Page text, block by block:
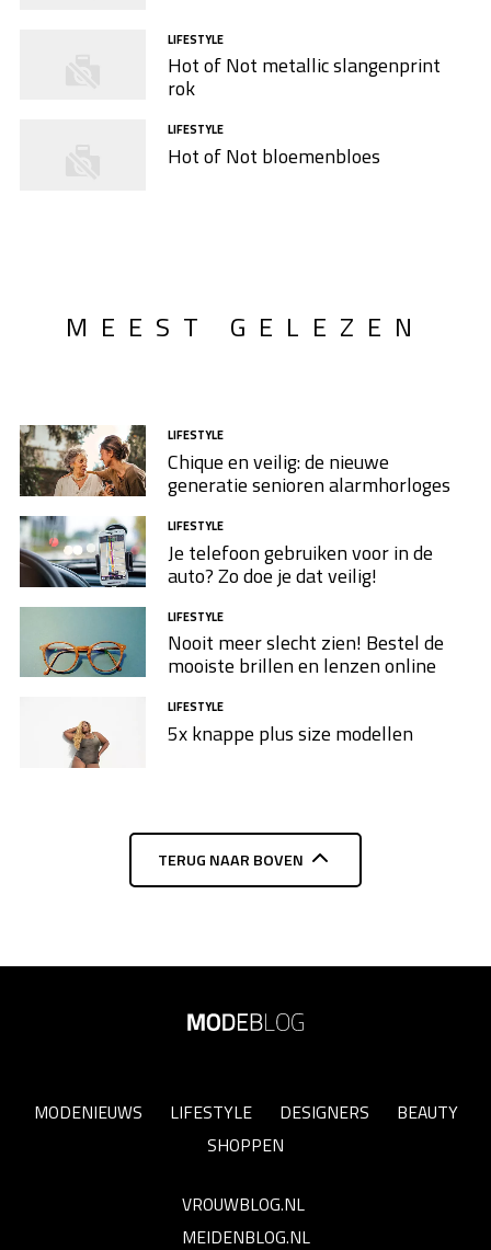
LIFESTYLE
Hot of Not metallic slangenprint
rok
LIFESTYLE
Hot of Not bloemenbloes
MEEST GELEZEN
LIFESTYLE
Chique en veilig: de nieuwe
generatie senioren alarmhorloges
LIFESTYLE
Je telefoon gebruiken voor in de
auto? Zo doe je dat veilig!
LIFESTYLE
Nooit meer slecht zien! Bestel de
mooiste brillen en lenzen online
LIFESTYLE
5x knappe plus size modellen​
TERUG NAAR BOVEN
MODENIEUWS LIFESTYLE DESIGNERS
BEAUTY
SHOPPEN
VROUWBLOG.NL
MEIDENBLOG.NL